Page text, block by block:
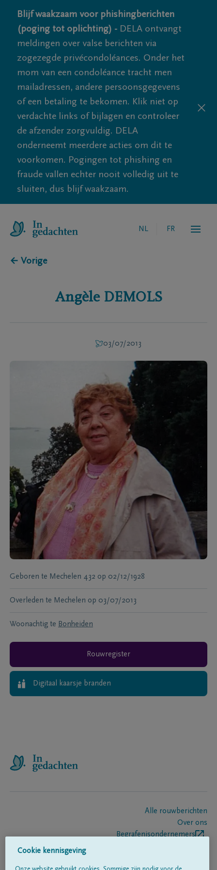
Blijf waakzaam voor phishingberichten
(poging tot oplichting) - DELA ontvangt
meldingen over valse berichten via
zogezegde privécondoléances. Onder het
mom van een condoléance tracht men
mailadressen, andere persoonsgegevens
of een betaling te bekomen. Klik niet op
verdachte links of bijlagen en controleer
de afzender zorgvuldig. DELA
onderneemt meerdere acties om dit te
voorkomen. Pogingen tot phishing en
fraude vallen echter nooit volledig uit te
sluiten, dus blijf waakzaam.
NL FR
← Vorige
Angèle DEMOLS
03/07/2013
Geboren te Mechelen 432 op 02/12/1928
Overleden te Mechelen op 03/07/2013
Woonachtig te Bonheiden
Rouwregister
Digitaal kaarsje branden
Alle rouwberichten
Over ons
Begrafenisondernemers
Cookie kennisgeving